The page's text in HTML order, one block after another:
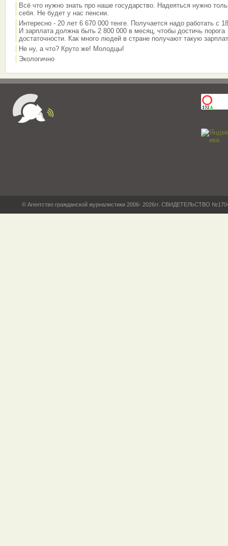
Всё что нужно знать про наше государство. Надеяться нужно
себя. Не будет у нас пенсии.
Интересно - 20 лет 6 670 000 тенге. Получается надо работать с
И зарплата должна быть 2 800 000 в месяц, чтобы достичь порога
достаточности. Как много людей в стране получают такую
Не ну, а что? Круто же! Молодцы!
Экологично
© Агентство гражданской журналистики 2006- 2026гг. СВИДЕТЕЛЬСТВО